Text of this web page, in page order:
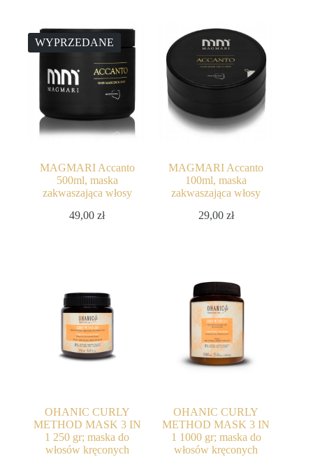
WYPRZEDANE
MAGMARI Accanto
500ml, maska
zakwaszająca włosy
49,00zł
MAGMARI Accanto
100ml, maska
zakwaszająca włosy
29,00 zł
OHANIC CURLY
METHOD MASK 3 IN
1 250 gr; maska do
włosów kręconych
OHANIC CURLY
METHOD MASK 3 IN
1 1000 gr; maska do
włosów kręconych